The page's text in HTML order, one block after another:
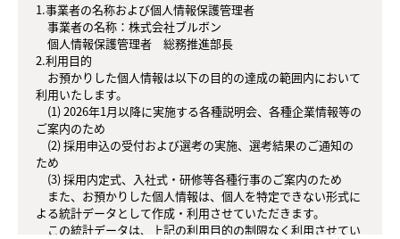
1.事業者の名称および個人情報保護管理者
事業者の名称：株式会社ブルボン
個人情報保護管理者　総務推進部長
2.利用目的
お預かりした個人情報は以下の目的の達成の範囲内において
利用いたします。
(1) 2026年1月以降に実施する各種説明会、各種企業情報等の
ご案内のため
(2) 採用申込の受付および選考の実施、選考結果のご通知の
ため
(3) 採用内定式、入社式・研修等各種行事のご案内のため
また、お預かりした個人情報は、個人を特定できない形式に
よる統計データとして作成・利用させていただきます。
この統計データは、上記の利用目的の制限なく利用させてい